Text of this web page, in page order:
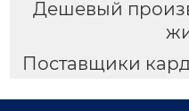
Дешевый
Поставщики